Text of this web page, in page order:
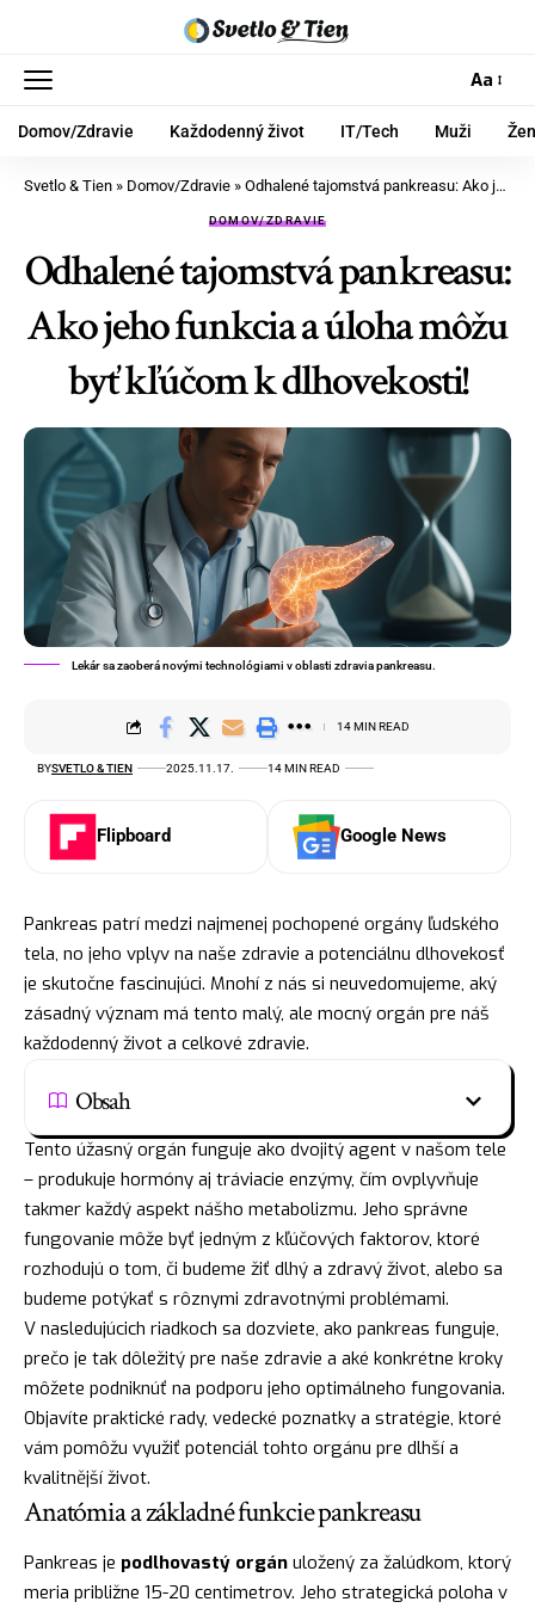
Aa
Domov/Zdravie Každodenný život IT/Tech Muži
Svetlo & Tien » Domov/Zdravie » Odhalené tajomstvá pankreasu: Ako jeho funkcia a úloha môžu byť kľúčom k dlhovekosti!
DOMOV/ZDRAVIE
Odhalené tajomstvá pankreasu:
Ako jeho funkcia a úloha môžu
byť kľúčom k dlhovekosti!
Lekár sa zaoberá novými technológiami v oblasti zdravia pankreasu.
BYSVETLO & TIEN 2025.11.17. 14 MIN READ
14 MIN READ
Flipboard Google News
Pankreas patrí medzi najmenej pochopené orgány ľudského
tela, no jeho vplyv na naše zdravie a potenciálnu dlhovekosť
je skutočne fascinujúci. Mnohí z nás si neuvedomujeme, aký
zásadný význam má tento malý, ale mocný orgán pre náš
každodenný život a celkové zdravie.
Obsah
Tento úžasný orgán funguje ako dvojitý agent v našom tele
– produkuje hormóny aj tráviacie enzýmy, čím ovplyvňuje
takmer každý aspekt nášho metabolizmu. Jeho správne
fungovanie môže byť jedným z kľúčových faktorov, ktoré
rozhodujú o tom, či budeme žiť dlhý a zdravý život, alebo sa
budeme potýkať s rôznymi zdravotnými problémami.
V nasledujúcich riadkoch sa dozviete, ako pankreas funguje,
prečo je tak dôležitý pre naše zdravie a aké konkrétne kroky
môžete podniknúť na podporu jeho optimálneho fungovania.
Objavíte praktické rady, vedecké poznatky a stratégie, ktoré
vám pomôžu využiť potenciál tohto orgánu pre dlhší a
kvalitnější život.
Anatómia a základné funkcie pankreasu
Pankreas je podlhovastý orgán uložený za žalúdkom, ktorý
meria približne 15-20 centimetrov. Jeho strategická poloha v